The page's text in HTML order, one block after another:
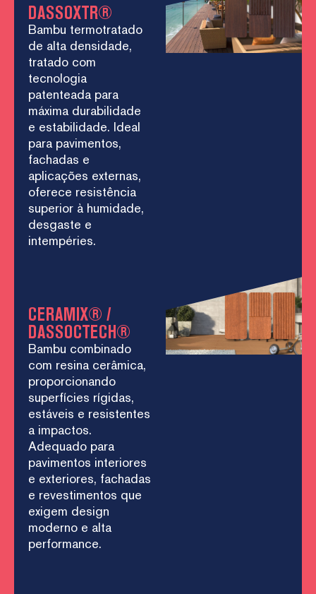
DASSOXTR®
Bambu termotratado
de alta densidade,
tratado com
tecnologia
patenteada para
máxima durabilidade
e estabilidade. Ideal
para pavimentos,
fachadas e
aplicações externas,
oferece resistência
superior à humidade,
desgaste e
intempéries.
CERAMIX® /
DASSOCTECH®
Bambu combinado
com resina cerâmica,
proporcionando
superfícies rígidas,
estáveis e resistentes
a impactos.
Adequado para
pavimentos interiores
e exteriores, fachadas
e revestimentos que
exigem design
moderno e alta
performance.